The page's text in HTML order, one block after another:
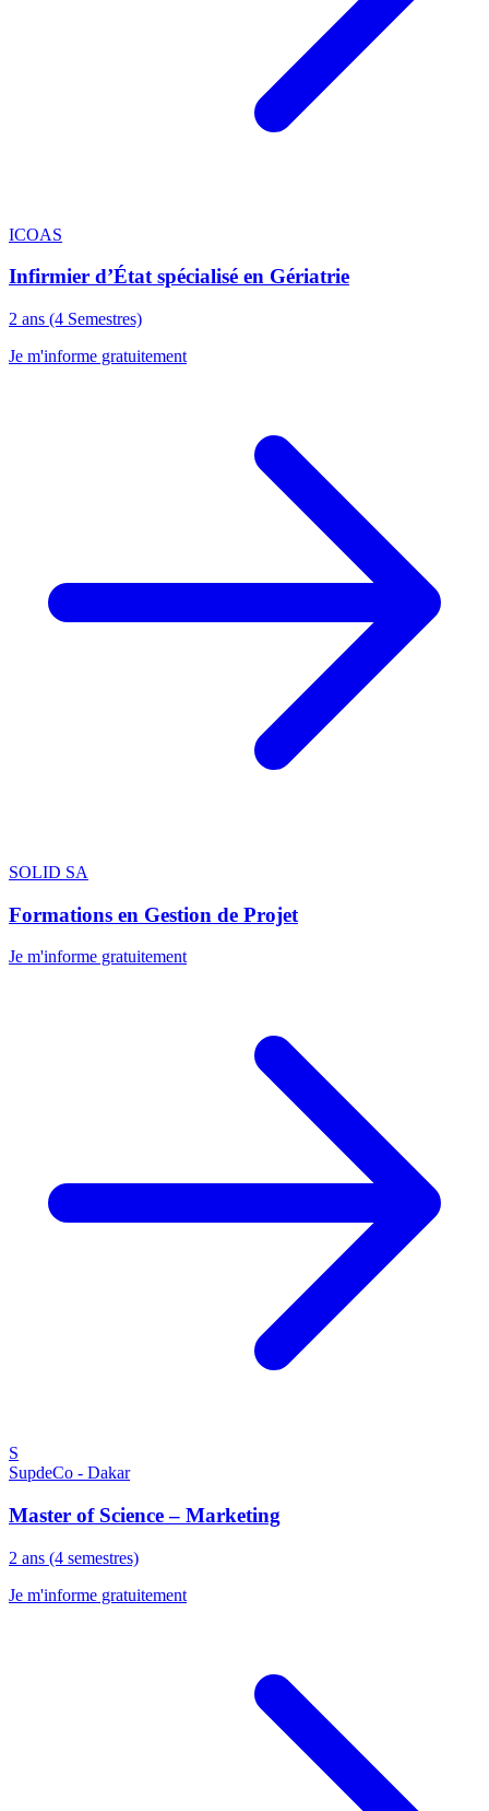
ICOAS
Infirmier d’État spécialisé en Gériatrie
2 ans (4 Semestres)
Je m'informe gratuitement
SOLID SA
Formations en Gestion de Projet
Je m'informe gratuitement
S
SupdeCo - Dakar
Master of Science – Marketing
2 ans (4 semestres)
Je m'informe gratuitement